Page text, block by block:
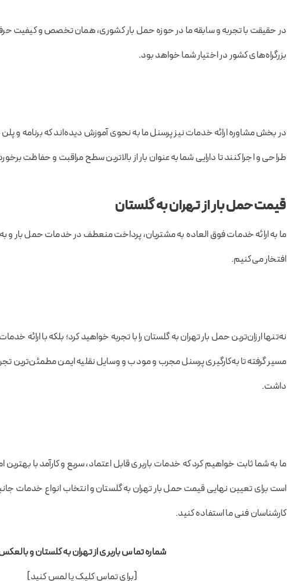
در حقیقت با تجربه و سابقه ما در حوزه حمل بار کشوری، همان تخصص و کیفیت
بزرگراه‌های کشور در اختیار شما خواهد بود.
در بخش مشاوره ارائه خدمات نیز پرسنل ما به نحوی آموزش دیده‌اند که برنامه و
طراحی و اجرا کنند تا دارایی شما به‌عنوان بار از بالاترین سطح مراقبت و حفاظت
قیمت حمل بار از تهران به گلستان
ما به ارائه خدمات فوق العاده به مشتریان، پرداخت منعطف در خدمات حمل بار و به
افتخار می‌کنیم.
نه‌تنها ارزان‌ترین حمل بار تهران به گلستان را با تجربه خواهید کرد؛ بلکه با ارائه
مسیر گرفته تا به‌کارگیری پرسنل مجرب و مودب و وسایل نقلیه ایمن مطمئن‌ترین
داشت.
ما به شما ثابت خواهیم کرد که خدمات باربری قابل اعتماد، سریع و کارآمد با
است برای تعیین نهایی قیمت حمل بار تهران به گلستان و انتخاب انواع خدمات
کارشناسان فنی ما استفاده کنید.
شماره تماس باربری از تهران به گلستان و
[برای تماس کلیک یا لمس کنید]